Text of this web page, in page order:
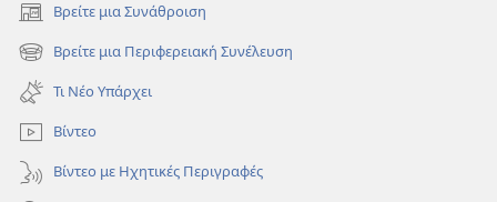
Βρείτε μια Συνάθροιση
(ανοίγει
νέο
παράθυρο)
Βρείτε μια Περιφερειακή Συνέλευση
(ανοίγει
νέο
παράθυρο)
Τι Νέο Υπάρχει
Βίντεο
Βίντεο με Ηχητικές Περιγραφές